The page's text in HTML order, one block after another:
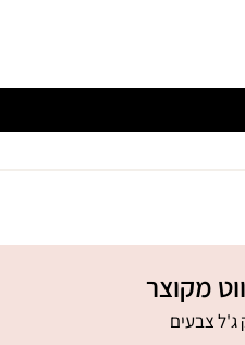
מקוצר
ג'ל צבעים